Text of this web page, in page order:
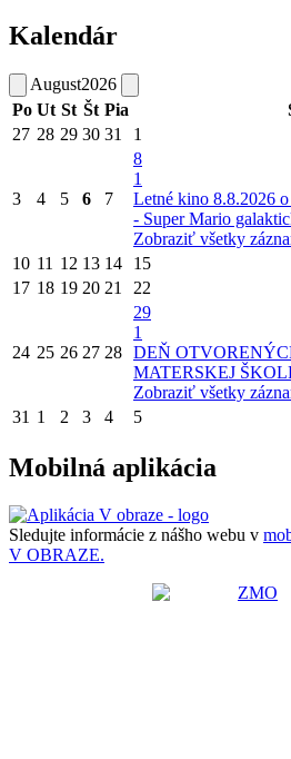
Kalendár
August2026
Po Ut St Št Pia
27 28 29 30 31 1
3 4 5 6 7
8
1
Letné kino 8.8.2026
- Super Mario
Zobraziť všetky
10 11 12 13 14 15
17 18 19 20 21 22
24 25 26 27 28
29
1
DEŇ
MATERSKEJ
Zobraziť všetky
31 1 2 3 4 5
Mobilná aplikácia
Sledujte informácie z nášho webu v
V OBRAZE.